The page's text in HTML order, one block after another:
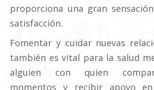
proporciona una gran
satisfacción.
Fomentar y cuidar nuevas
también es vital para la salud
alguien con quien
momentos y recibir apoyo